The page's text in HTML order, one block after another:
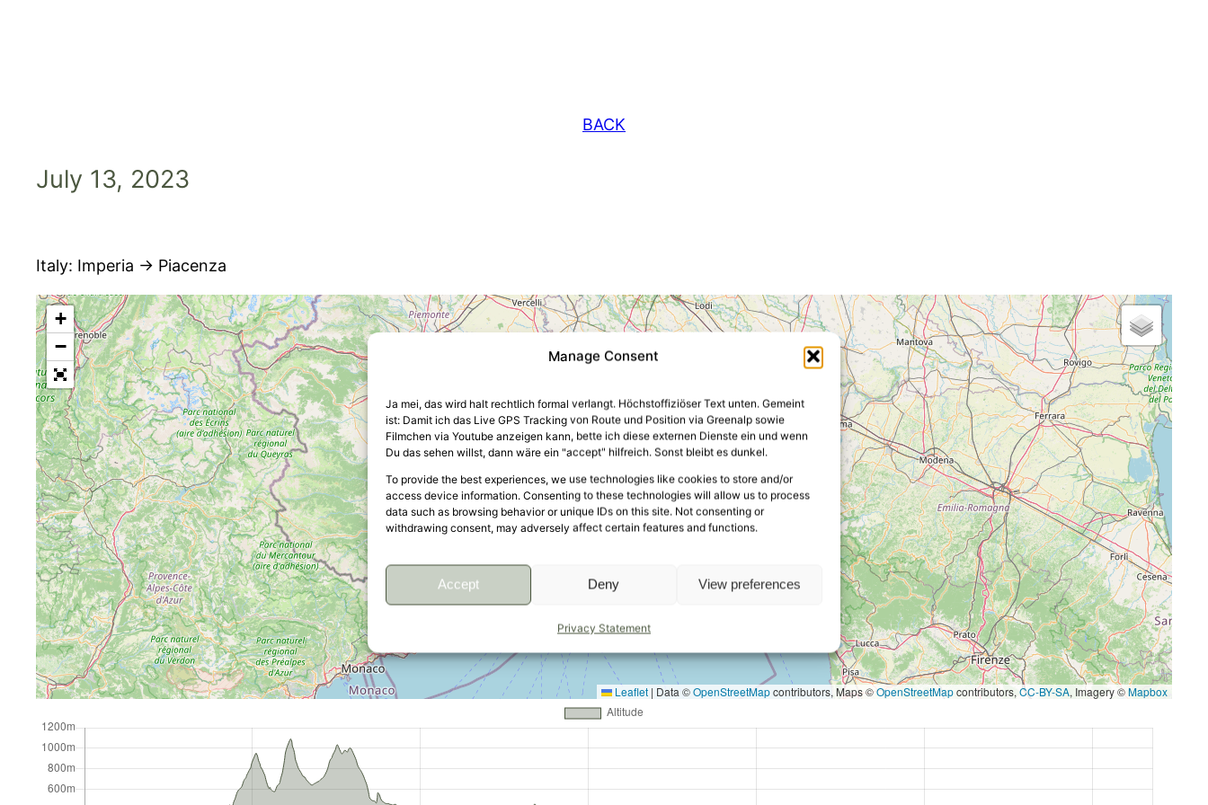
Manage Consent
Ja mei, das wird halt rechtlich formal verlangt. Höchstoffiziöser Text unten. Gemeint
ist: Damit ich das Live GPS Tracking von Route und Position via Greenalp sowie
Filmchen via Youtube anzeigen kann, bette ich diese externen Dienste ein und wenn
Du das sehen willst, dann wäre ein "accept" hilfreich. Sonst bleibt es dunkel.
To provide the best experiences, we use technologies like cookies to store and/or
access device information. Consenting to these technologies will allow us to process
data such as browsing behavior or unique IDs on this site. Not consenting or
withdrawing consent, may adversely affect certain features and functions.
Accept Deny View preferences
Privacy Statement
BACK
July 13, 2023
Italy: Imperia → Piacenza
+
−
Leaflet | Data ©OpenStreetMapcontributors, Maps ©OpenStreetMapcontributors, CC-BY-SA, Imagery ©Mapbox